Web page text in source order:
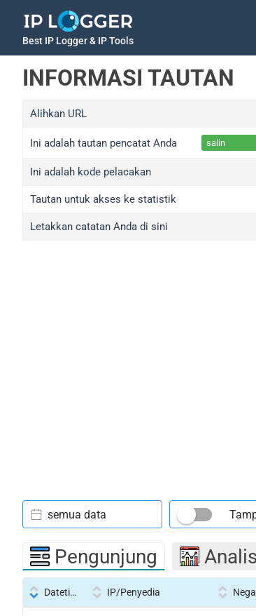
Best IP Logger & IP Tools
INFORMASI TAUTAN
Alihkan URL
Ini adalah tautan pencatat Anda salin
Ini adalah kode pelacakan
Tautan untuk akses ke statistik
Letakkan catatan Anda di sini
semua data
Pengunjung
Datetime IP/Penyedia